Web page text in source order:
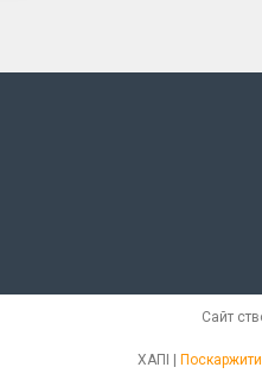
Сайт
ХАПІ |